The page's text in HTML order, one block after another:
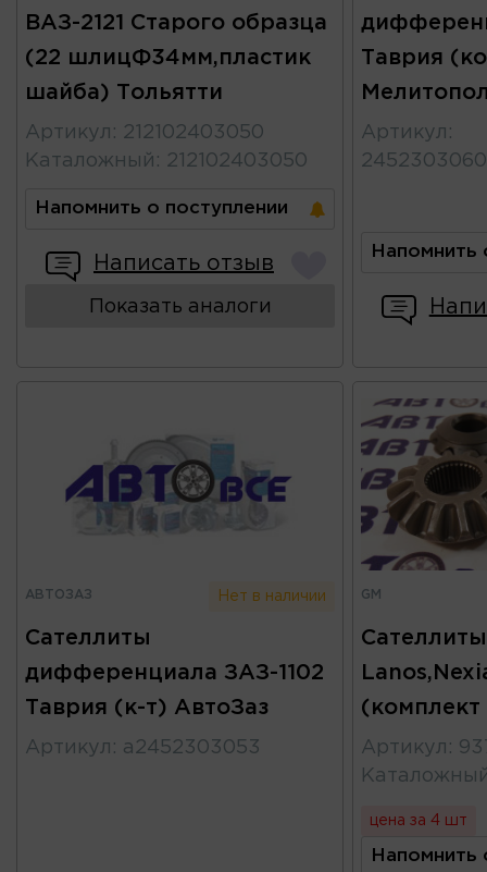
ВАЗ-2121 Старого образца
(22 шлицФ34мм,пластик
шайба) Тольятти
Артикул : 212102403050
Каталожный : 212102403050
Напомнить о поступлении
Написать отзыв
Показать аналоги
Таврия
Артикул :
Напомнить
АВТОЗАЗ Нет в наличии
Сателлиты
дифференциала ЗАЗ-1102
Таврия (к-т) АвтоЗаз
Артикул : а2452303053
GM
Сателлиты
Артикул :
цена за 4 шт
Напомнить